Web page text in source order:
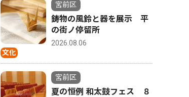
宮前区
宮前区役所向かい、書店跡地
にインターナショナルスクー
ル
文化
宮前区
鋳物の風鈴と器を展示 平
の街ノ停留所
2026.08.06
宮前区
夏の恒例 和太鼓フェス ８